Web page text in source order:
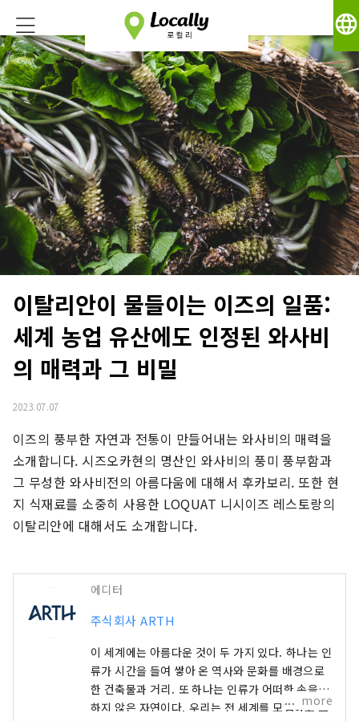
language
이탈리안이 물들이는 이즈의 일품:
세계 농업 유산에도 인정된 와사비
의 매력과 그 비밀
2023.07.07
이즈의 풍부한 자연과 전통이 만들어내는 와사비의 매력을
소개합니다. 시즈오카현의 명산인 와사비의 풍미 풍부함과
그 무성한 와사비전의 아름다움에 대해서 후카보리. 또한 현
지 식재료를 소중히 사용한 LOQUAT 니시이즈 레스토랑의
이탈리안에 대해서도 소개합니다.
에디터
주식회사 ARTH
이 세계에는 아름다운 것이 두 가지 있다. 하나는 인
류가 시간을 들여 쌓아 온 역사와 문화를 배경으로
한 건축물과 거리. 또 하나는 인류가 어떠한 손을 더
하지 않은 자연이다. 우리는 전 세계를 모험하고 그
more